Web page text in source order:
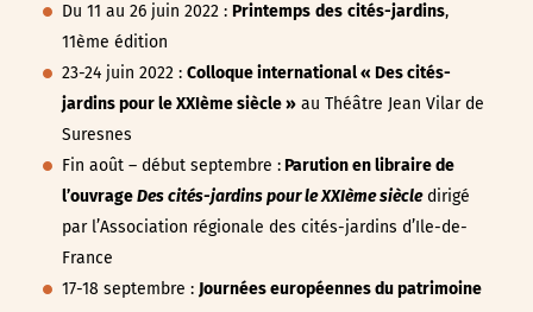
Du 11 au 26 juin 2022 : Printemps des cités-jardins,
11ème édition
23-24 juin 2022 : Colloque international « Des cités-
jardins pour le XXIème siècle »au Théâtre Jean Vilar de
Suresnes
Fin août – début septembre :Parution en libraire de
l’ouvrageDes cités-jardins pour le XXIème siècledirigé
par l’Association régionale des cités-jardins d’Ile-de-
France
17-18 septembre : Journées européennes du patrimoine